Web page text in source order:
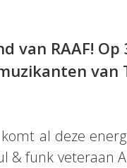
van RAAF!
van
al deze
& funk veteraan